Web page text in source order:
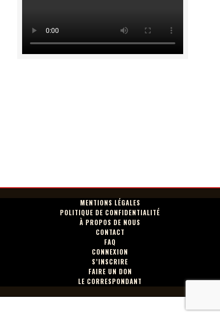
MENTIONS LÉGALES
POLITIQUE DE CONFIDENTIALITÉ
À PROPOS DE NOUS
CONTACT
FAQ
CONNEXION
S’INSCRIRE
FAIRE UN DON
LE CORRESPONDANT